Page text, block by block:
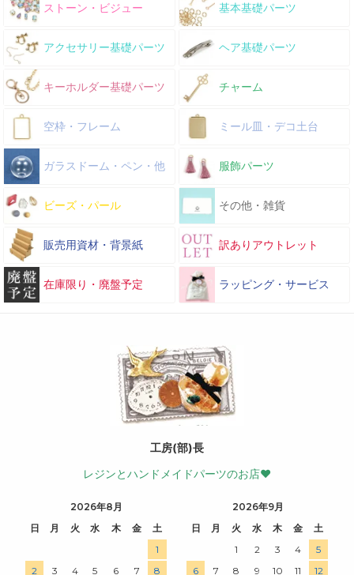
ストーン・ビジュー 基本基礎パーツ
アクセサリー基礎パーツ ヘア基礎パーツ
キーホルダー基礎パーツ チャーム
空枠・フレーム ミール皿・デコ土台
ガラスドーム・ペン・他 服飾パーツ
ビーズ・パール その他・雑貨
販売用資材・背景紙 訳ありアウトレット
在庫限り・廃盤予定 ラッピング・サービス
工房(部)長
レジンとハンドメイドパーツのお店♥
2026年8月
日
月 火 水 木 金
土
1
2
3 4 5 6 7
8
2026年9月
日
月 火 水 木 金
土
1
2 3 4
5
6
7 8 9 10 11
12